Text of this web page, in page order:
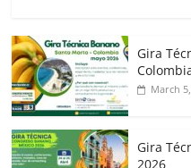
Gira
March
Gira
2026